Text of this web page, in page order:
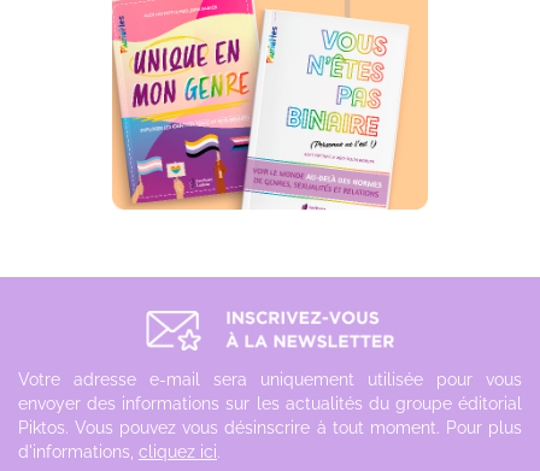
Votre adresse e-mail sera uniquement utilisée pour vous
envoyer des informations sur les actualités du groupe éditorial
Piktos. Vous pouvez vous désinscrire à tout moment. Pour plus
d'informations, cliquez ici.